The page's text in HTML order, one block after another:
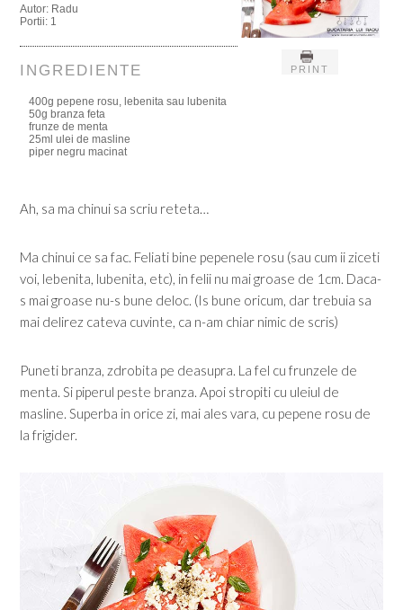
PRINT
Autor: Radu
Portii: 1
INGREDIENTE
400g pepene rosu, lebenita sau lubenita
50g branza feta
frunze de menta
25ml ulei de masline
piper negru macinat
Ah, sa ma chinui sa scriu reteta…
Ma chinui ce sa fac. Feliati bine pepenele rosu (sau cum ii ziceti
voi, lebenita, lubenita, etc), in felii nu mai groase de 1cm. Daca-
s mai groase nu-s bune deloc. (Is bune oricum, dar trebuia sa
mai delirez cateva cuvinte, ca n-am chiar nimic de scris)
Puneti branza, zdrobita pe deasupra. La fel cu frunzele de
menta. Si piperul peste branza. Apoi stropiti cu uleiul de
masline. Superba in orice zi, mai ales vara, cu pepene rosu de
la frigider.